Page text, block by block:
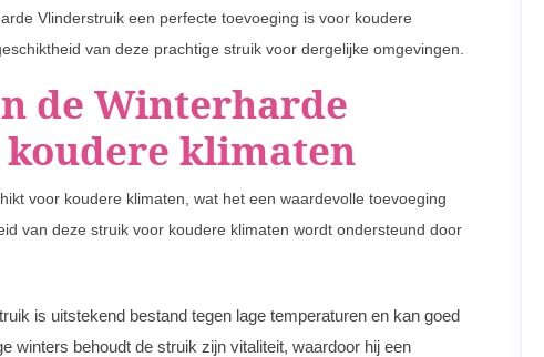
Vlinderstruik een perfecte toevoeging is voor koudere
van deze prachtige struik voor dergelijke omgevingen.
de Winterharde
klimaten
voor koudere klimaten, wat het een waardevolle toevoeging
van deze struik voor koudere klimaten wordt ondersteund door
is uitstekend bestand tegen lage temperaturen en kan goed
winters behoudt de struik zijn vitaliteit, waardoor hij een